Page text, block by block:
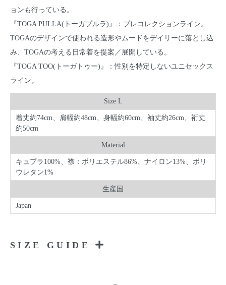
ョンも行っている。
『TOGA PULLA(トーガプルラ)』：プレコレクションライン。
TOGAのデザインで使われる造形やムードをデイリーに落とし込
み、TOGAの考える日常着を提案／展開している。
『TOGA TOO(トーガトゥー)』：性別を特定しないユニセックス
ライン。
Size L
着丈約74cm、肩幅約48cm、身幅約60cm、袖丈約26cm、裄丈
約50cm
Material
キュプラ100%、襟：ポリエステル86%、ナイロン13%、ポリ
ウレタン1%
生産国
Japan
SIZE GUIDE